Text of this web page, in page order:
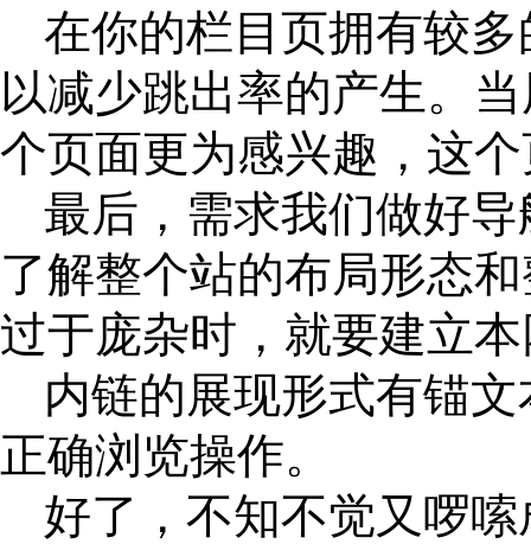
在你的栏目页拥有较
以减少跳出率的产生。
个页面更为感兴趣，这
最后，需求我们做好
了解整个站的布局形态
过于庞杂时，就要建立
内链的展现形式有锚
正确浏览操作。
好了，不知不觉又啰